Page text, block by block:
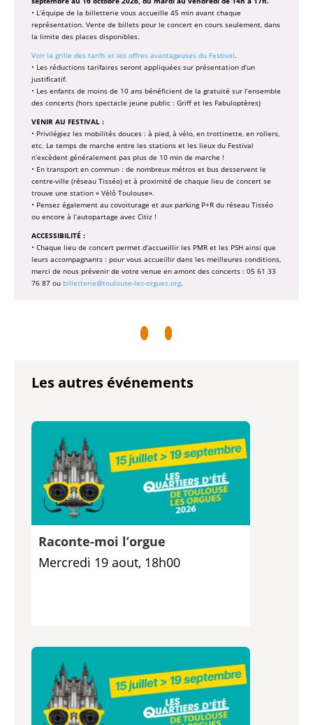
• L’équipe de la billetterie vous accueille 45 min avant chaque
représentation. Vente de billets pour le concert en cours seulement, dans
la limite des places disponibles.
Voir la grille des tarifs et les offres avantageuses du Festival.
• Les réductions tarifaires seront appliquées sur présentation d’un
justificatif.
• Les enfants de moins de 10 ans bénéficient de la gratuité sur l’ensemble
des concerts (hors spectacle jeune public : Griff et les Fabuloptères)
VENIR AU FESTIVAL :
• Privilégiez les mobilités douces : à pied, à vélo, en trottinette, en rollers,
etc. Le temps de marche entre les stations et les lieux du Festival
n’excèdent généralement pas plus de 10 min de marche !
• En transport en commun : de nombreux métros et bus desservent le
centre-ville (réseau Tisséo) et à proximité de chaque lieu de concert se
trouve une station « Vélô Toulouse».
• Pensez également au covoiturage et aux parking P+R du réseau Tisséo
ou encore à l’autopartage avec Citiz !
ACCESSIBILITÉ :
• Chaque lieu de concert permet d’accueillir les PMR et les PSH ainsi que
leurs accompagnants : pour vous accueillir dans les meilleures conditions,
merci de nous prévenir de votre venue en amont des concerts : 05 61 33
76 87 ou billetterie@toulouse-les-orgues.org.
Les autres événements
Raconte-moi l’orgue
Mercredi 19 aout, 18h00